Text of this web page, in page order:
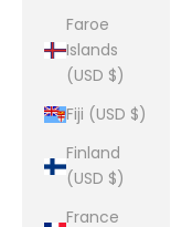
Faroe
Islands
(USD $)
Fiji (USD $)
Finland
(USD $)
France